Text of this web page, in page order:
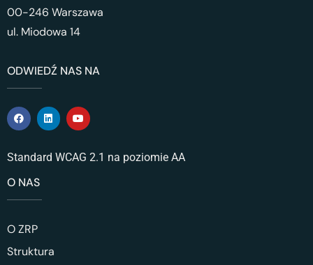
00-246 Warszawa
ul. Miodowa 14
ODWIEDŹ NAS NA
Standard WCAG 2.1 na poziomie AA
O NAS
O ZRP
Struktura